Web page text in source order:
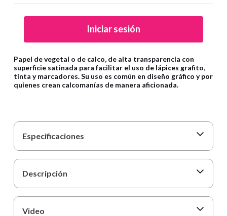
Iniciar sesión
Papel de vegetal o de calco, de alta transparencia con
superficie satinada para facilitar el uso de lápices grafito,
tinta y marcadores. Su uso es común en diseño gráfico y por
quienes crean calcomanías de manera aficionada.
Especificaciones
Descripción
Video